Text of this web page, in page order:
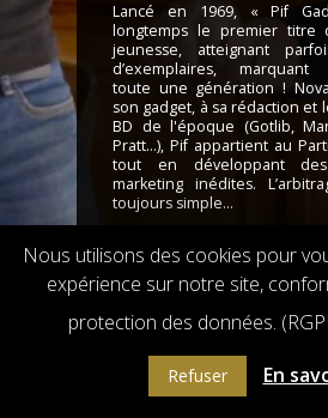
Lancé en 1969, « Pif
longtemps le premier titre
jeunesse, atteignant
d’exemplaires, marquant
toute une génération !
son gadget, à sa rédaction et
BD de l'époque (Gotlib,
Pratt…), Pif appartient au
tout en développant
marketing inédites.
toujours simple…
Droits de reproduction et de diffusion
GW - Agence
INFOS DU SITE
Nous utilisons des cookies pour
expérience sur notre site,
protection des données.
Refuser En